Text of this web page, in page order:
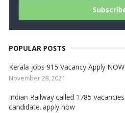
POPULAR POSTS
Kerala jobs 915 Vacancy Apply
November 28, 2021
Indian Railway called 1785
candidate..apply now